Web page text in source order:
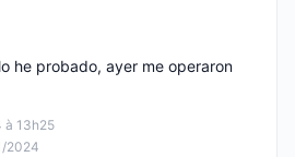
à 13h25
2024
he probado, ayer me operaron